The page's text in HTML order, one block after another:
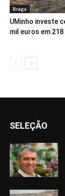
Braga
UMinho investe
mil euros em
SELEÇÃO